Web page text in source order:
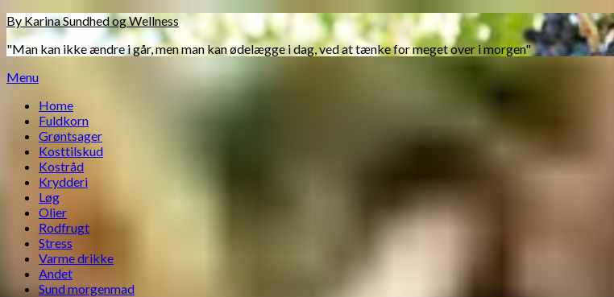
Skip
to
content
By Karina Sundhed og Wellness
"Man kan ikke ændre i går, men man kan ødelægge i dag, ved at tænke for meget over i morgen"
Menu
Home
Fuldkorn
Grøntsager
Kosttilskud
Kostråd
Krydderi
Løg
Olier
Rodfrugt
Stress
Varme drikke
Andet
Sund morgenmad